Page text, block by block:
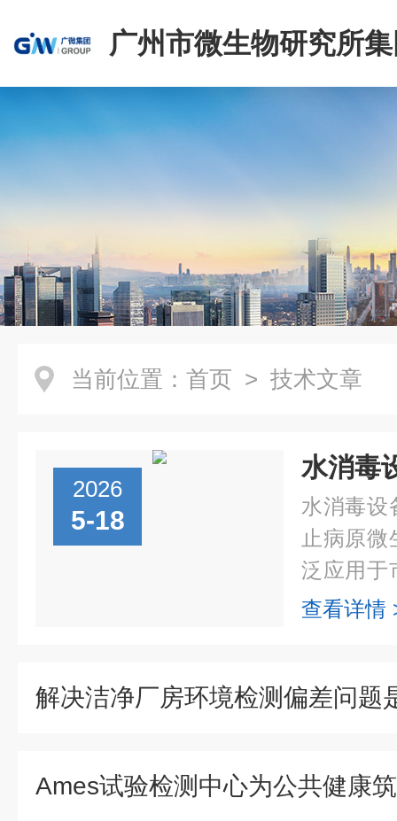
广州市微生物研究所
有限公司
当前位置： 首页 > 技术文章
2026
5-18
水消毒设
止病原
泛应用于
村饮水工
查看详情
Ames试验检测中心为公共健康